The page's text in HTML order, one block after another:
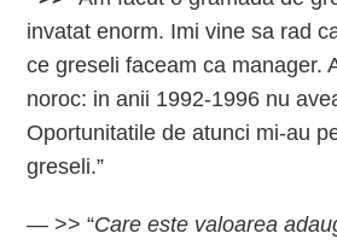
invatat enorm. Imi vine sa rad
ce greseli faceam ca manager.
noroc: in anii 1992-1996 nu
Oportunitatile de atunci mi-au
greseli.”
— >> “Care este valoarea